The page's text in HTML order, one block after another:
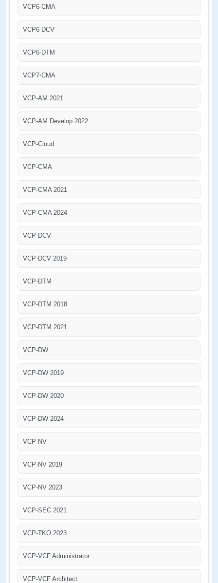
VCP6-CMA
VCP6-DCV
VCP6-DTM
VCP7-CMA
VCP-AM 2021
VCP-AM Develop 2022
VCP-Cloud
VCP-CMA
VCP-CMA 2021
VCP-CMA 2024
VCP-DCV
VCP-DCV 2019
VCP-DTM
VCP-DTM 2018
VCP-DTM 2021
VCP-DW
VCP-DW 2019
VCP-DW 2020
VCP-DW 2024
VCP-NV
VCP-NV 2019
VCP-NV 2023
VCP-SEC 2021
VCP-TKO 2023
VCP-VCF Administrator
VCP-VCF Architect